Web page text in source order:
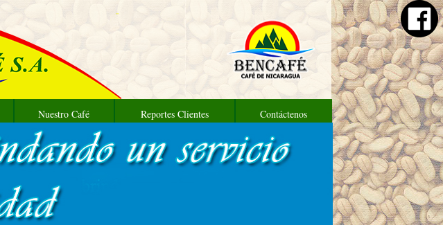
Nuestro Café Reportes Clientes Contáctenos